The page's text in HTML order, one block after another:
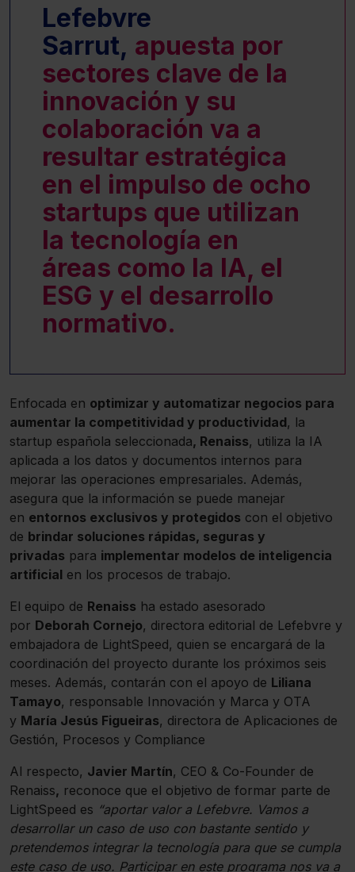
Lefebvre
Sarrut, apuesta por
sectores clave de la
innovación y su
colaboración va a
resultar estratégica
en el impulso de ocho
startups que utilizan
la tecnología en
áreas como la IA, el
ESG y el desarrollo
normativo.
Enfocada en optimizar y automatizar negocios para
aumentar la competitividad y productividad, la
startup española seleccionada, Renaiss, utiliza la IA
aplicada a los datos y documentos internos para
mejorar las operaciones empresariales. Además,
asegura que la información se puede manejar
en entornos exclusivos y protegidos con el objetivo
de brindar soluciones rápidas, seguras y
privadas para implementar modelos de inteligencia
artificial en los procesos de trabajo.
El equipo de Renaiss ha estado asesorado
por Deborah Cornejo, directora editorial de Lefebvre y
embajadora de LightSpeed, quien se encargará de la
coordinación del proyecto durante los próximos seis
meses. Además, contarán con el apoyo de Liliana
Tamayo, responsable Innovación y Marca y OTA
y María Jesús Figueiras, directora de Aplicaciones de
Gestión, Procesos y Compliance
Al respecto, Javier Martín, CEO & Co-Founder de
Renaiss, reconoce que el objetivo de formar parte de
LightSpeed es “aportar valor a Lefebvre. Vamos a
desarrollar un caso de uso con bastante sentido y
pretendemos integrar la tecnología para que se cumpla
este caso de uso. Participar en este programa nos va a